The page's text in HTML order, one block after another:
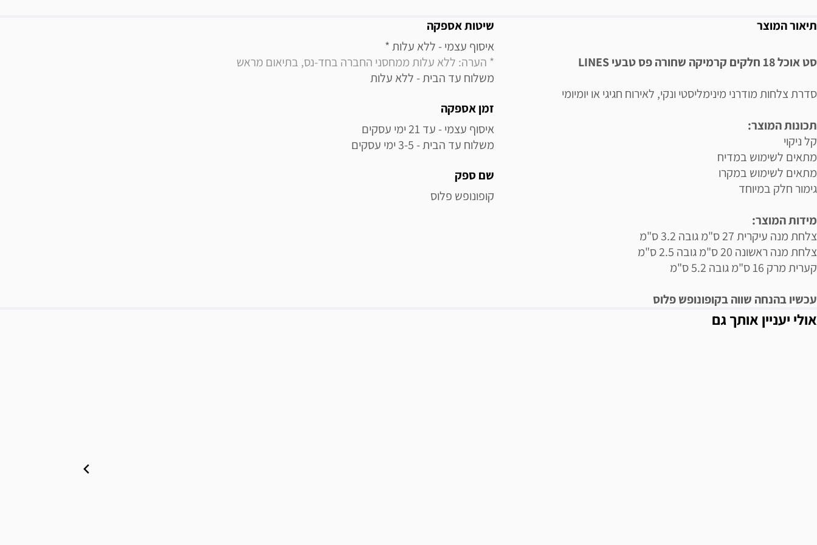
תיאור המוצר
סט אוכל 18 חלקים קרמיקה שחורה פס טבעי LINES
סדרת צלחות מודרני מינימליסטי ונקי, לאירוח חגיגי או יומיומי
תכונות המוצר:
קל ניקוי
מתאים לשימוש במדיח
מתאים לשימוש במקרו
גימור חלק במיוחד
מידות המוצר:
צלחת מנה עיקרית 27 ס"מ גובה 3.2 ס"מ
צלחת מנה ראשונה 20 ס"מ גובה 2.5 ס"מ
קערית מרק 16 ס"מ גובה 5.2 ס"מ
עכשיו בהנחה שווה בקופונופש פלוס
מידע נוסף
שיטות אספקה
איסוף עצמי - ללא עלות *
* הערה: ללא עלות ממחסני החברה בחד-נס, בתיאום מראש
משלוח עד הבית - ללא עלות
זמן אספקה
משלוח עד הבית - 3-5 ימי עסקים
שם ספק
קופונופש פלוס
אולי יעניין אותך גם